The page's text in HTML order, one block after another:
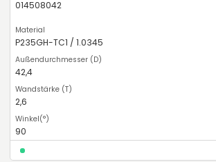
014508042
P235GH-TC1 / 1.0345
42,4
2,6
90